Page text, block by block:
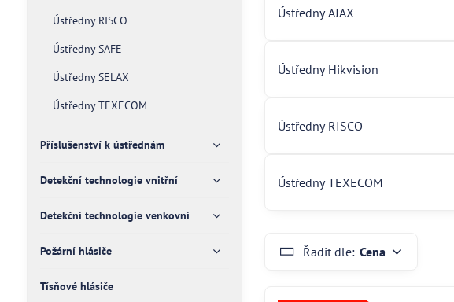
Ústředny AJAX
Ústředny Hikvision
Ústředny RISCO
Ústředny TEXECOM
Řadit dle: Cena
Ústředny RISCO
Ústředny SAFE
Ústředny SELAX
Ústředny TEXECOM
Příslušenství k ústřednám
Detekční technologie vnitřní
Detekční technologie venkovní
Požární hlásiče
Tísňové hlásiče